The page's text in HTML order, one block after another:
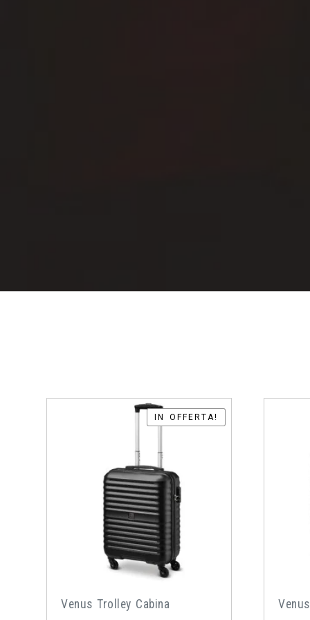
IN OFFERTA!
IN OFFERTA!
Venus Trolley Cabina